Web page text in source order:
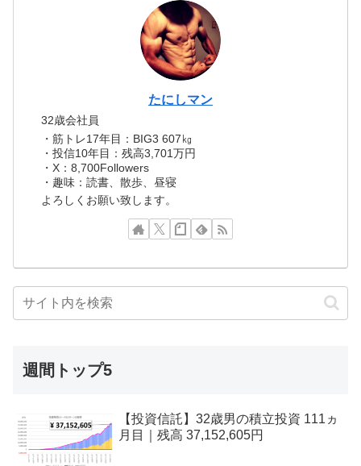
たにしマン
32歳会社員
・筋トレ17年目：BIG3 607㎏
・投信10年目：残高3,701万円
・X：8,700Followers
・趣味：読書、散歩、昼寝
よろしくお願い致します。
週間トップ5
【投資信託】32歳男の積立投資 111ヵ
月目｜残高 37,152,605円